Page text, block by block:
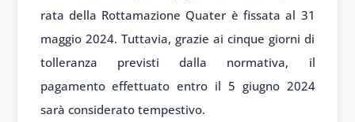
rata della Rottamazione Quater è fissata al 31
maggio 2024. Tuttavia, grazie ai cinque giorni di
tolleranza previsti dalla normativa, il
pagamento effettuato entro il 5 giugno 2024
sarà considerato tempestivo.